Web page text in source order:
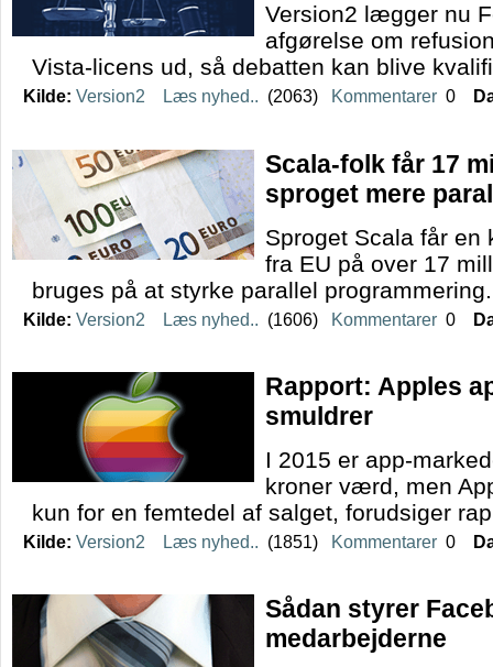
Version2 lægger nu
afgørelse om
Vista-licens ud, så debatten kan blive
Kilde: Version2 Læs nyhed.. (2063) Kommentarer 0
Scala-folk får 17
sproget mere
Sproget Scala får en
fra EU på over 17
bruges på at styrke parallel programmering.
Kilde: Version2 Læs nyhed.. (1606) Kommentarer 0
Rapport: Apples
smuldrer
I 2015 er app-
kroner værd, men
kun for en femtedel af salget, forudsiger
Kilde: Version2 Læs nyhed.. (1851) Kommentarer 0
Sådan styrer
medarbejderne